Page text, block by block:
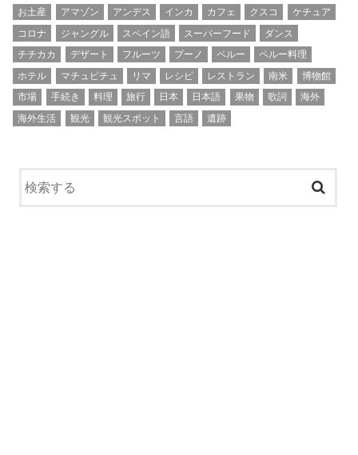
お土産
アマゾン アンデス インカ カフェ クスコ
ケチュア
コロナ
ジャングル スペイン語 スーパーフード
ダンス
チチカカ
デザート フルーツ プーノ ペルー
ペルー料理
ホテル
マチュピチュ リマ レシピ レストラン 南米
博物館
市場
手続き 料理 旅行 日本 日本語 果物 歌詞
海外
海外生活
観光 観光スポット 言語 遺跡